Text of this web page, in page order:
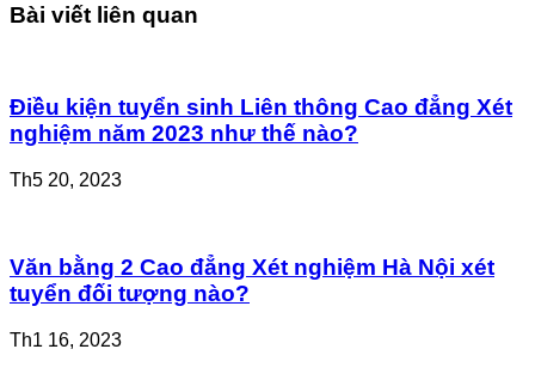
Bài viết liên quan
Điều kiện tuyển sinh Liên thông Cao đẳng Xét
nghiệm năm 2023 như thế nào?
Th5 20, 2023
Văn bằng 2 Cao đẳng Xét nghiệm Hà Nội xét
tuyển đối tượng nào?
Th1 16, 2023